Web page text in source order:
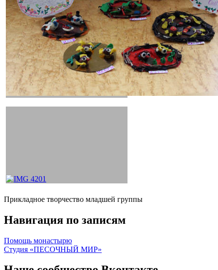
Прикладное творчество младшей группы
Навигация по записям
Помощь монастырю
Студия «ПЕСОЧНЫЙ МИР»